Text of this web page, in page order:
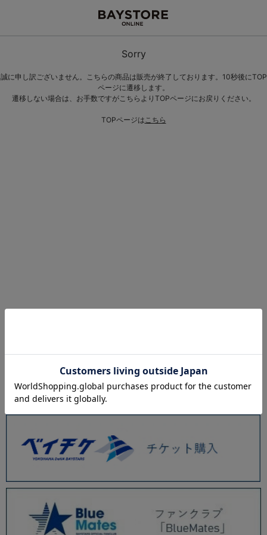
Sorry
誠に申し訳ございません。こちらの商品は販売が終了しております。10秒後にTOP
ページに遷移します。
遷移しない場合は、お手数ですがこちらよりTOPページにお戻りください。
TOPページはこちら